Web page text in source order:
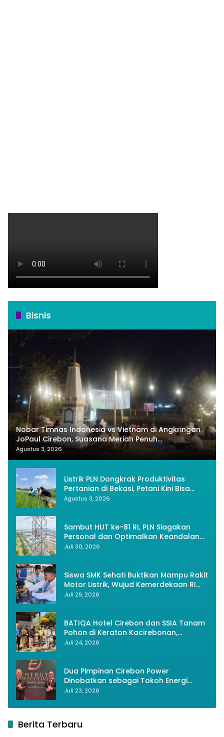
Bisnis
Nobar Timnas Indonesia vs Vietnam di Angkringan
JoPaul Cirebon, Suasana Meriah Penuh
Nasionalisme
Agustus 3, 2026
Listrik PLN Dongkrak Produktivitas
Pertanian di Bekasi, Petani Kini Bisa
Panen Tiga Kali Setahun
Agustus 3, 2026
Sambut HUT ke-81 RI, PLN Siagakan
Personal dan Optimalkan Keandalan
Instalasi Transmisi
Juli 30, 2026
Siswa SMK Sehati Buktikan Mampu Rakit
Motor Listrik, Wujud Kemerdekaan RI
Melalui Inovasi dan Kemandirian
Juli 29, 2026
BATIQA Hotel Cirebon dan SSIA Tanam
Pohon di Keraton Kacirebonan,
Lestarikan Budaya dan Lingkungan
Juli 24, 2026
Dua Pimpinan Cirebon Power
Dinobatkan sebagai Tokoh Energi
Berkelanjutan 2026
Juli 23, 2026
Berita Terbaru